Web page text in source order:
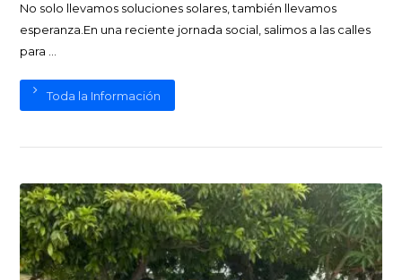
No solo llevamos soluciones solares, también llevamos
esperanza.En una reciente jornada social, salimos a las calles
para ...
Toda la Información